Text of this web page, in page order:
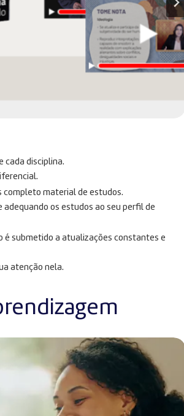
cada disciplina.
completo material de estudos.
os estudos ao seu perfil de
é submetido a atualizações constantes e
atenção nela.